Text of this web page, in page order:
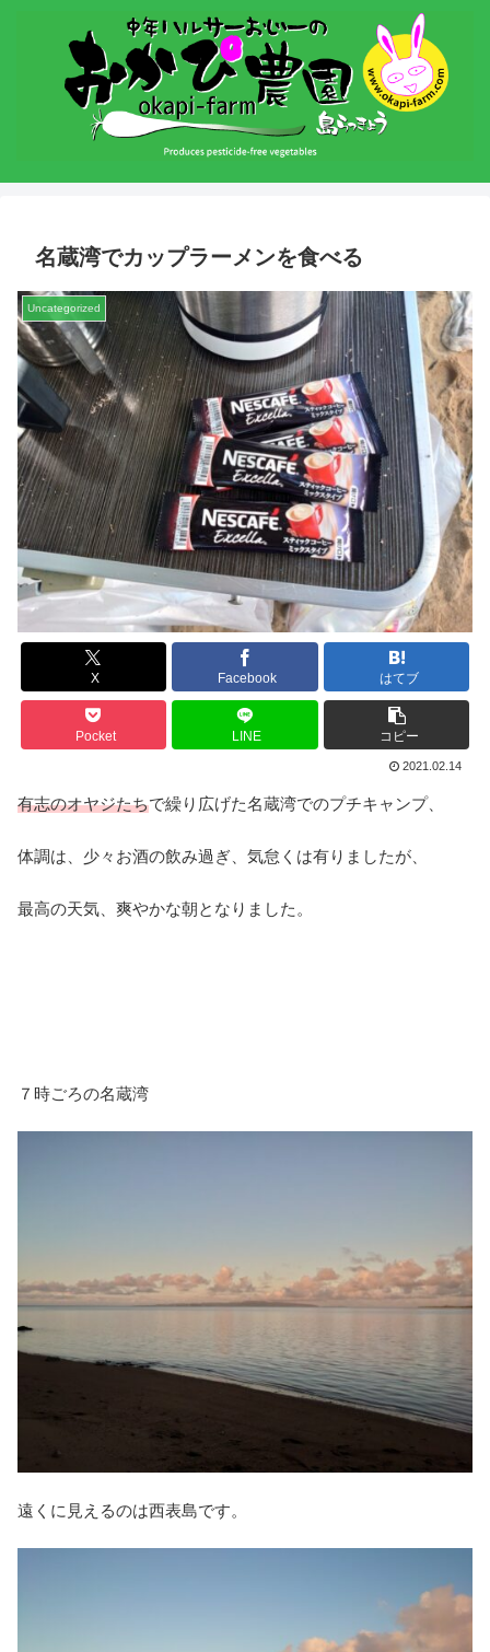
名蔵湾でカップラーメンを食べる
Uncategorized
X Facebook はてブ
Pocket LINE コピー
2021.02.14
有志のオヤジたちで繰り広げた名蔵湾でのプチキャンプ、
体調は、少々お酒の飲み過ぎ、気怠くは有りましたが、
最高の天気、爽やかな朝となりました。
７時ごろの名蔵湾
遠くに見えるのは西表島です。